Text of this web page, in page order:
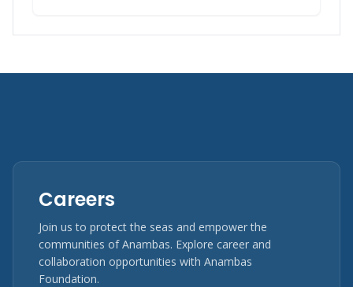
Careers
Join us to protect the seas and empower the
communities of Anambas. Explore career and
collaboration opportunities with Anambas
Foundation.